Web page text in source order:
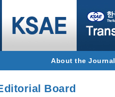
About the Journal
Board